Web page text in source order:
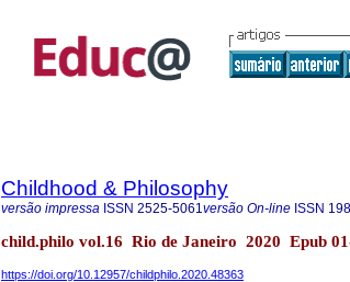
Childhood & Philosophy
versão impressa ISSN 2525-5061versão On-line ISSN
child.philo vol.16 Rio de Janeiro 2020 Epub
https://doi.org/10.12957/childphilo.2020.48363